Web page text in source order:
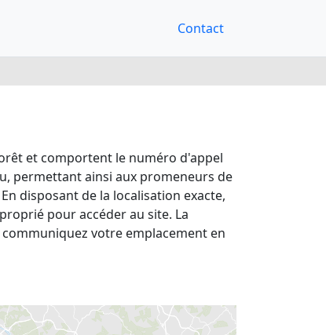
Contact
et comportent le numéro d'appel
permettant ainsi aux promeneurs de
disposant de la localisation exacte,
pour accéder au site. La
communiquez votre emplacement en